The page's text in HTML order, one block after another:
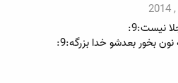
2014
نیست:9:
بخور بعدشو خدا بزرگه:9: